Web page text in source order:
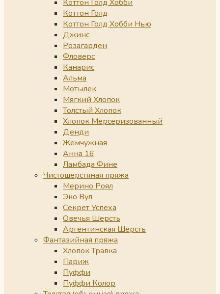
Коттон Голд Хобби
Коттон Голд
Коттон Голд Хобби Нью
Джинс
Розагарден
Фловерс
Канарис
Альма
Мотылек
Мягкий Хлопок
Толстый Хлопок
Хлопок Мерсеризованный
Денди
Жемчужная
Анна 16
Ламбада Фине
Чистошерстяная пряжа
Мерино Роял
Эко Вул
Секрет Успеха
Овечья Шерсть
Аргентинская Шерсть
Фантазийная пряжа
Хлопок Травка
Париж
Пуффи
Пуффи Колор